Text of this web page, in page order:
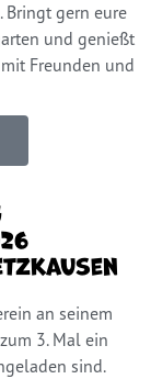
Bringt gern eure
und genießt
Freunden und
an seinem
3. Mal ein
sind.